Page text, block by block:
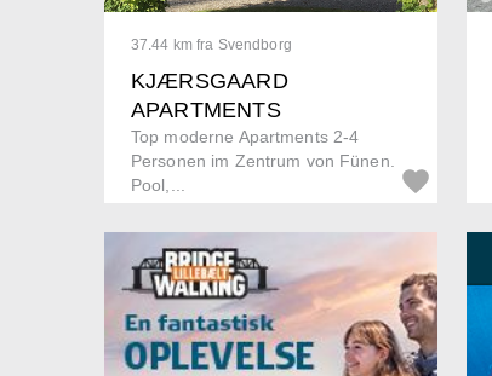
37.44 km fra Svendborg
KJÆRSGAARD
APARTMENTS
Top moderne Apartments 2-4
Personen im Zentrum von Fünen.
Pool,...